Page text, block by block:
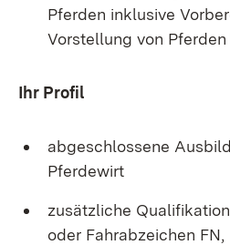
Pferden inklusive
Vorstellung von
Ihr Profil
abgeschlossene
Pferdewirt
zusätzliche
oder Fahrabzeichen